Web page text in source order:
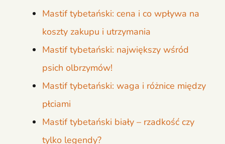
Mastif tybetański: cena i co wpływa na
koszty zakupu i utrzymania
Mastif tybetański: największy wśród
psich olbrzymów!
Mastif tybetański: waga i różnice między
płciami
Mastif tybetański biały – rzadkość czy
tylko legendy?